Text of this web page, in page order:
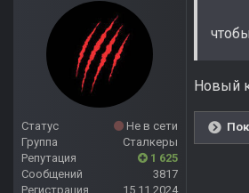
Статус
Не в сети
Группа
Сталкеры
Репутация
1 625
Сообщений
3817
Регистрация
15.11.2024
Новый